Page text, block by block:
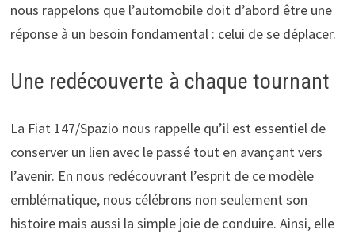
nous rappelons que l’automobile doit d’abord être une
réponse à un besoin fondamental : celui de se déplacer.
Une redécouverte à chaque tournant
La Fiat 147/Spazio nous rappelle qu’il est essentiel de
conserver un lien avec le passé tout en avançant vers
l’avenir. En nous redécouvrant l’esprit de ce modèle
emblématique, nous célébrons non seulement son
histoire mais aussi la simple joie de conduire. Ainsi, elle